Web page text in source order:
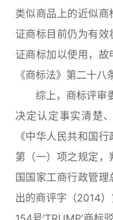
类似商品上的近似商
证商标目前仍为有效
证商标加以使用，故
《商标法》第二十八
综上，商标评审
决定认定事实清楚
《中华人民共和国
第（一）项之规定，
国国家工商行政管
出的商评字（2014